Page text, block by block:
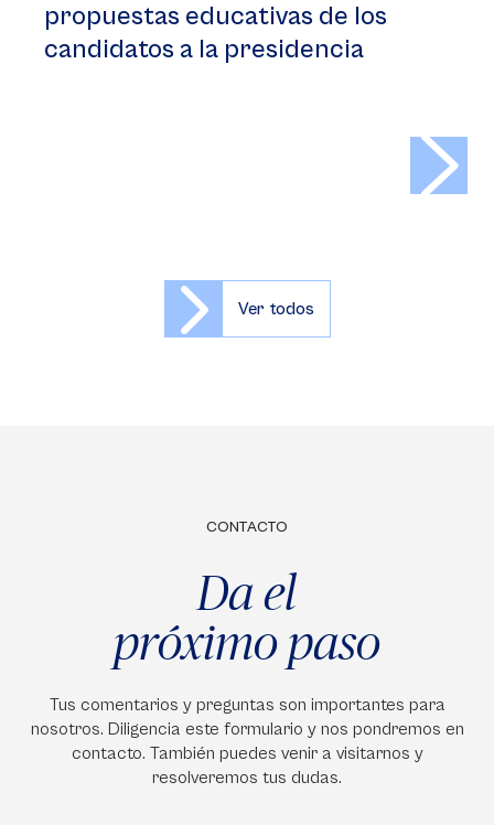
propuestas educativas de los
candidatos a la presidencia
Ver todos
CONTACTO
Da el
próximo paso
Tus comentarios y preguntas son importantes para
nosotros. Diligencia este formulario y nos pondremos en
contacto. También puedes venir a visitarnos y
resolveremos tus dudas.